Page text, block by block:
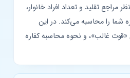
تقلید و تعداد افراد خانوار،
را محاسبه می‌کند. در این
غالب»، و نحوه محاسبه کفاره